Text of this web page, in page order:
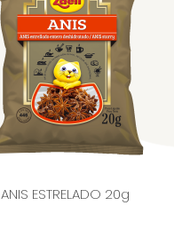
ANIS ESTRELADO 20g